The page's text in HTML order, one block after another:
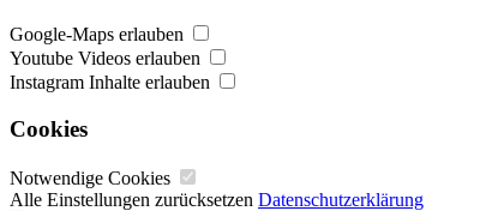
Google-Maps erlauben
Youtube Videos erlauben
Instagram Inhalte erlauben
Cookies
Notwendige Cookies
Alle Einstellungen zurücksetzen Datenschutzerklärung